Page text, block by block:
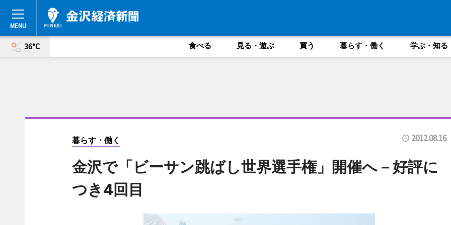
36°C 食べる 見る・遊ぶ 買う 暮らす・働く 学ぶ・知る
暮らす・働く 2012.08.16
金沢で「ビーサン跳ばし世界選手権」開催へ－好評に
つき4回目